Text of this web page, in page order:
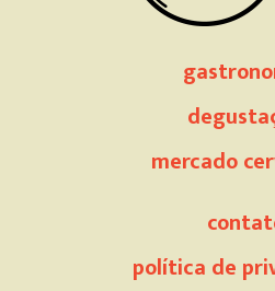
mercado
política de